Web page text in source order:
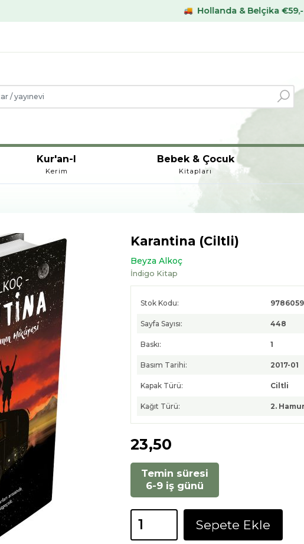
Hollanda & Belçika €59,- üstü kargo
Kur'an-I
Kerim
Bebek & Çocuk
Kitapları
Karantina (Ciltli)
Beyza Alkoç
İndigo Kitap
Stok Kodu:
Sayfa Sayısı: 448
Baskı: 1
Basım Tarihi: 2017-01
Kapak Türü: Ciltli
Kağıt Türü: 2. Hamur
23,50
Temin süresi
6-9 iş günü
Sepete Ekle